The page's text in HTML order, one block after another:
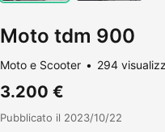
Moto tdm 900
Moto e Scooter 294
3.200 €
Pubblicato il 2023/10/22